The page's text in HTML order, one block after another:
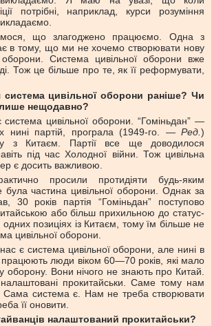
потрібні, наприклад, курси розуміння
що злагоджено працюємо. Одна з
в тому, що ми не хочемо створювати нову
оборони. Система цивільної оборони вже
Тож це більше про те, як її реформувати,
цивільної оборони раніше? Чи
нещодавно?
цивільної оборони. “Гоміньдан” —
нині партій, програла (1949-го. — Ред.)
з Китаєм. Партії все ще доводилося
під час Холодної війни. Тож цивільна
є досить важливою.
просили протидіяти будь-яким
частина цивільної оборони. Однак за
30 років партія “Гоміньдан” поступово
або більш прихильною до статус-
позиціях із Китаєм, тому їм більше не
цивільної оборони.
є система цивільної оборони, але нині в
працюють люди віком 60—70 років, які мало
оборону. Вони нічого не знають про Китай.
налаштовані прокитайськи. Саме тому нам
Сама система є. Нам не треба створювати
її оновити.
налаштований прокитайськи?